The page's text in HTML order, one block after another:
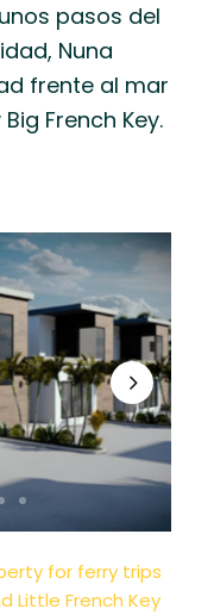
pasos del
Nuna
frente al mar
French Key.
for ferry trips
Little French Key